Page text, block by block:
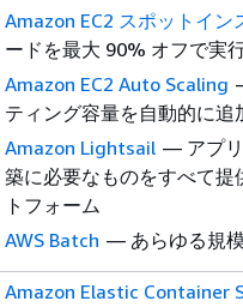
Amazon EC2 スポットイン
ードを最大 90% オフで実
Amazon EC2 Auto Scaling
ティング容量を自動的に追
Amazon Lightsail — アプ
築に必要なものをすべて提
トフォーム
AWS Batch — あらゆる規
Amazon Elastic Container